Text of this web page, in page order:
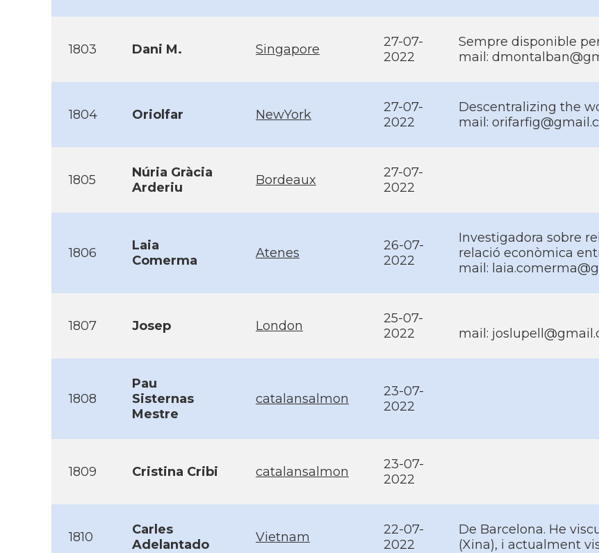
1803 Dani M. Singapore
27-07-
2022
Sempre disponible
mail:
1804 Oriolfar NewYork
27-07-
2022
Descentralizing the
mail:
1805
Núria Gràcia
Arderiu
Bordeaux
27-07-
2022
1806
Laia
Comerma
Atenes
26-07-
2022
Investigadora sobre
relació econòmica
mail:
1807 Josep London
25-07-
2022
mail:
1808
Pau
Sisternas
Mestre
catalansalmon
23-07-
2022
1809 Cristina Cribi catalansalmon
23-07-
2022
1810
Carles
Adelantado
Vietnam
22-07-
2022
De Barcelona. He
(Xina), i actualment